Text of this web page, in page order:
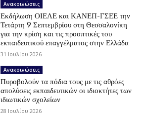
Ανακοινώσεις
Εκδήλωση ΟΙΕΛΕ και ΚΑΝΕΠ-ΓΣΕΕ την
Τετάρτη 9 Σεπτεμβρίου στη Θεσσαλονίκη
για την κρίση και τις προοπτικές του
εκπαιδευτικού επαγγέλματος στην Ελλάδα
31 Ιουλίου 2026
Ανακοινώσεις
Πυροβολούν τα πόδια τους με τις αθρόες
απολύσεις εκπαιδευτικών οι ιδιοκτήτες των
ιδιωτικών σχολείων
28 Ιουλίου 2026